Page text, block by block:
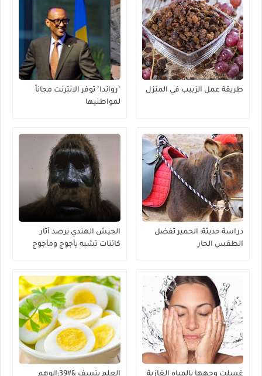
طريقة عمل الزبيب في المنزل
"رواندا" توفر الانترنت مجاناً
لمواطنيها
دراسة حديثة: الحمير تفضل
الطقس الحار
الجيش الهندي يرصد آثار
كائنات تشبه يأجوج ومأجوج
غسلت وجهها بالمياه الغازية العلم ينسف &#39;الوهم